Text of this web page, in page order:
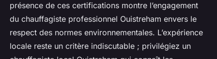
présence de ces certifications montre l’engagement
du chauffagiste professionnel Ouistreham envers le
respect des normes environnementales. L’expérience
locale reste un critère indiscutable ; privilégiez un